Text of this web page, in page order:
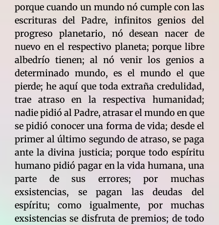
porque cuando un mundo nó cumple con las
escrituras del Padre, infinitos genios del
progreso planetario, nó desean nacer de
nuevo en el respectivo planeta; porque libre
albedrío tienen; al nó venir los genios a
determinado mundo, es el mundo el que
pierde; he aquí que toda extraña credulidad,
trae atraso en la respectiva humanidad;
nadie pidió al Padre, atrasar el mundo en que
se pidió conocer una forma de vida; desde el
primer al último segundo de atraso, se paga
ante la divina justicia; porque todo espíritu
humano pidió pagar en la vida humana, una
parte de sus errores; por muchas
exsistencias, se pagan las deudas del
espíritu; como igualmente, por muchas
exsistencias se disfruta de premios; de todo